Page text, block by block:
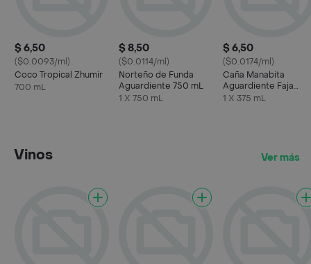
$ 6,50
($0.0093/ml)
Coco Tropical Zhumir
700 mL
$ 8,50
($0.0114/ml)
Norteño de Funda
Aguardiente 750 mL
1 X 750 mL
$ 6,50
($0.0174/ml)
Caña Manabita
Aguardiente Faja
Negra Media 375 mL
1 X 375 mL
Vinos Ver más